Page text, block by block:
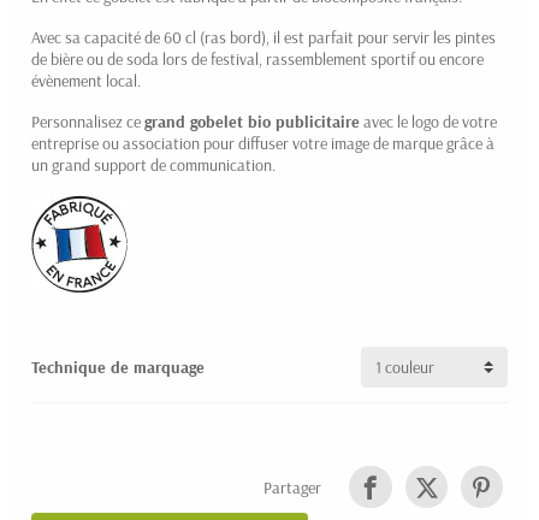
Avec sa capacité de 60 cl (ras bord), il est parfait pour servir les pintes
de bière ou de soda lors de festival, rassemblement sportif ou encore
évènement local.
Personnalisez cegrand gobelet bio publicitaireavec le logo de votre
entreprise ou association pour diffuser votre image de marque grâce à
un grand support de communication.
Technique de marquage
Partager